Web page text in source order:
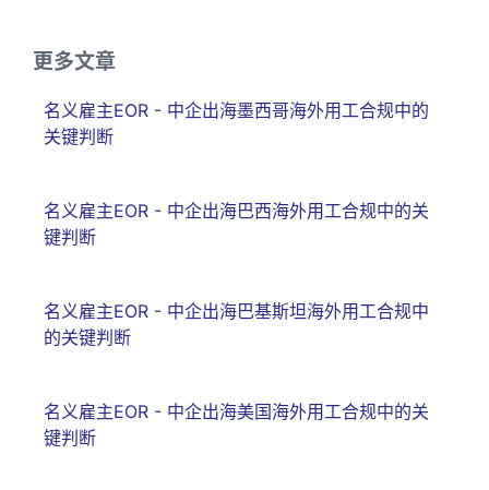
更多文章
名义雇主EOR - 中企出海墨西哥海外用工合规中的
关键判断
名义雇主EOR - 中企出海巴西海外用工合规中的关
键判断
名义雇主EOR - 中企出海巴基斯坦海外用工合规中
的关键判断
名义雇主EOR - 中企出海美国海外用工合规中的关
键判断